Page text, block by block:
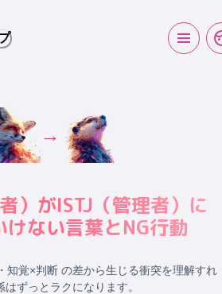
→
）がISTJ （管理者）に
けない言葉とNG行動
知覚×判断 の差から生じる衝突を理解すれ
はずっとラクになります。